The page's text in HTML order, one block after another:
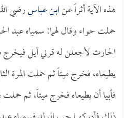
هذه الآية أثراً عنابن عباسرضي
حملت حواء وقال لهما: سمياه عبد
الحارث لأجعلن له قرني أيل فيخرج
يطيعاه، فخرج ميتاً ثم حملت المرة
فأبيا أن يطيعاه فخرج ميتاً، ثم حملت